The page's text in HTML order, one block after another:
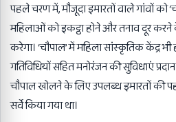
पहले चरण में, मौजूदा इमारतों वाले गांवों को
महिलाओं को इकट्ठा होने और तनाव दूर करने
करेगा। ‘चौपाल’ में महिला सांस्कृतिक केंद्र
गतिविधियों सहित मनोरंजन की सुविधाएं
चौपाल खोलने के लिए उपलब्ध इमारतों की
सर्वे किया गया था।